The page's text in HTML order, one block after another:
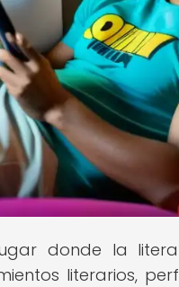
donde la
literarios,